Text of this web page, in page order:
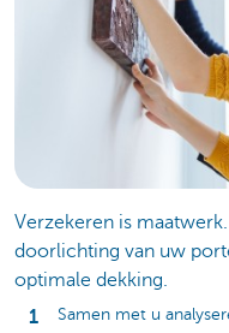
Verzekeren is
doorlichting van uw
optimale dekking.
Samen met u